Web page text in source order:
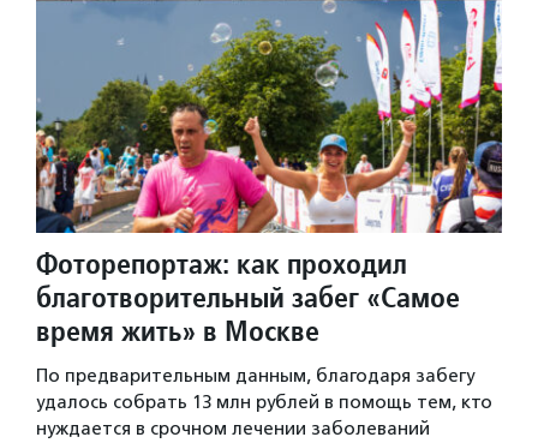
Фоторепортаж: как проходил
благотворительный забег «Самое
время жить» в Москве
По предварительным данным, благодаря забегу
удалось собрать 13 млн рублей в помощь тем, кто
нуждается в срочном лечении заболеваний